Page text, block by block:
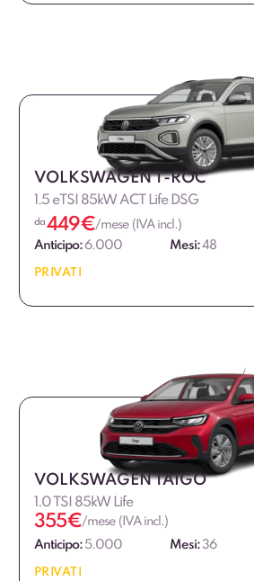
VOLKSWAGEN T-ROC
1.5 eTSI 85kW ACT Life DSG
da 449€/mese (IVA incl.)
Anticipo: 6.000 Mesi:48
PRIVATI
VOLKSWAGEN TAIGO
1.0 TSI 85kW Life
355€/mese (IVA incl.)
Anticipo:5.000 Mesi:36
PRIVATI